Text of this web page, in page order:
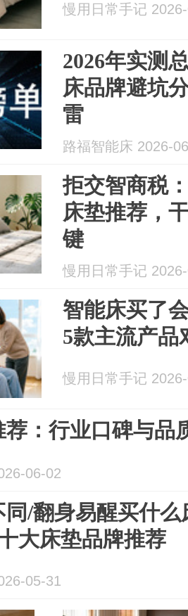
慢用日常手记
2026年实测
床品牌避坑
雷
路福智能床 2026-
拒交智商税
床垫推荐，
键
慢用日常手记
智能床买了
5款主流产品
慢用日常手记
：行业口碑与品
06-02
/翻身易醒买什么
大床垫品牌推荐
05-31